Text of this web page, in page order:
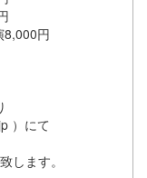
8,000円
）にて
します。